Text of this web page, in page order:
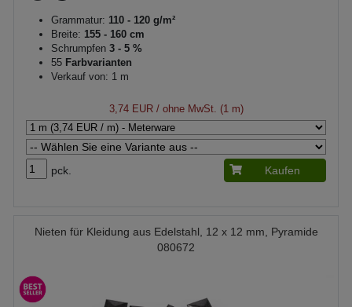
Grammatur: 110 - 120 g/m²
Breite: 155 - 160 cm
Schrumpfen 3 - 5 %
55 Farbvarianten
Verkauf von: 1 m
3,74 EUR/ ohne MwSt. (1 m)
pck. Kaufen
Nieten für Kleidung aus Edelstahl, 12 x 12 mm, Pyramide
080672